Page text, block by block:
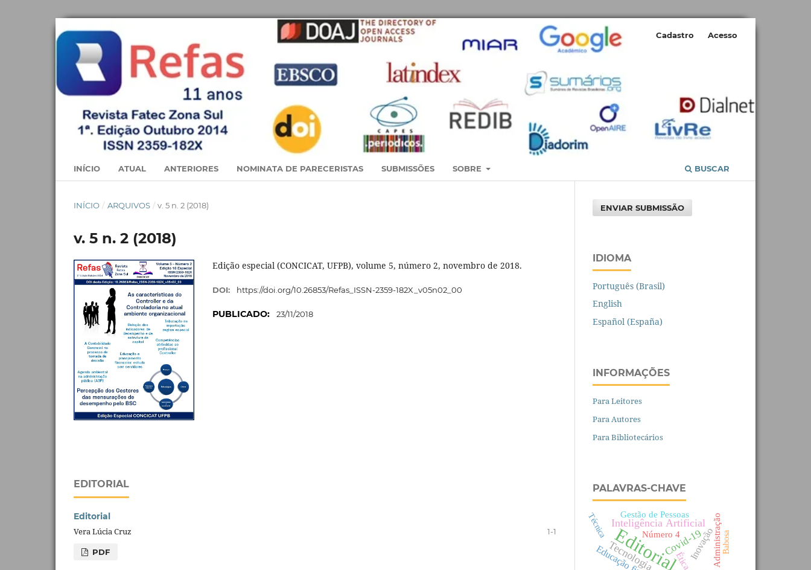
INÍCIO ATUAL ANTERIORES NOMINATA DE PARECERISTAS SUBMISSÕES SOBRE BUSCAR
Cadastro Acesso
INÍCIO / ARQUIVOS / v. 5 n. 2 (2018)
v. 5 n. 2 (2018)
Edição especial (CONCICAT, UFPB), volume 5, número 2, novembro de 2018.
DOI: https://doi.org/10.26853/Refas_ISSN-2359-182X_v05n02_00
PUBLICADO: 23/11/2018
EDITORIAL
Editorial
Vera Lúcia Cruz
1-1
PDF
ENVIAR SUBMISSÃO
IDIOMA
Português (Brasil)
English
Español (España)
INFORMAÇÕES
Para Leitores
Para Autores
Para Bibliotecários
PALAVRAS-CHAVE
Editorial
Inteligência Artificial
Tecnologia Covid-19
Inovação
Gestão de Pessoas Administração
Número 4
Ética
Babosa
Técnica